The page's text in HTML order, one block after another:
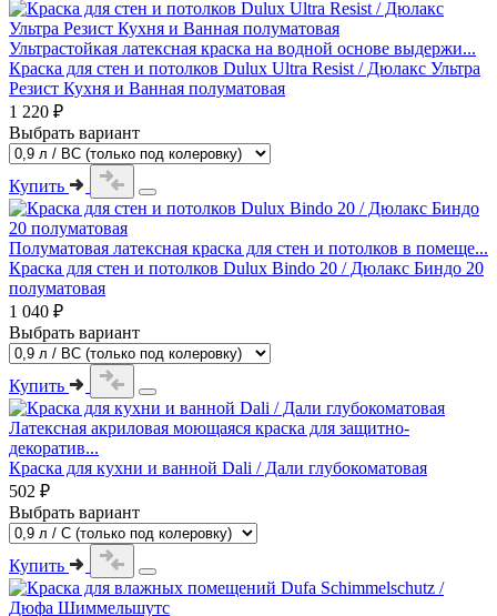
Ультрастойкая латексная краска на водной основе выдержи...
Краска для стен и потолков Dulux Ultra Resist / Дюлакс Ультра
Резист Кухня и Ванная полуматовая
1 220 ₽
Выбрать вариант
Купить
Полуматовая латексная краска для стен и потолков в помеще...
Краска для стен и потолков Dulux Bindo 20 / Дюлакс Биндо 20
полуматовая
1 040 ₽
Выбрать вариант
Купить
Латексная акриловая моющаяся краска для защитно-
декоратив...
Краска для кухни и ванной Dali / Дали глубокоматовая
502 ₽
Выбрать вариант
Купить